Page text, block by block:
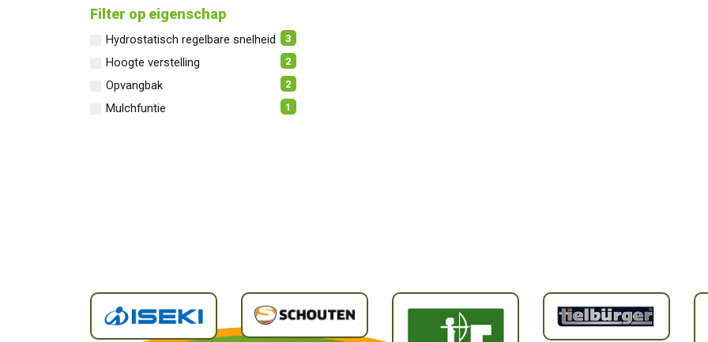
Filter op eigenschap
Hydrostatisch regelbare snelheid 3
Hoogte verstelling 2
Opvangbak 2
Mulchfuntie 1